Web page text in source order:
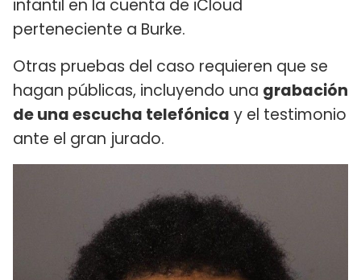
infantil en la cuenta de iCloud
perteneciente a Burke.
Otras pruebas del caso requieren que se
hagan públicas, incluyendo una grabación
de una escucha telefónica y el testimonio
ante el gran jurado.